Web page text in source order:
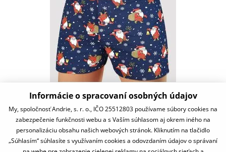
PS5848
11,87 €
skladom
Informácie o spracovaní osobných údajov
My, spoločnosť Andrie, s. r. o., IČO 25512803 používame súbory cookies na
zabezpečenie funkčnosti webu a s Vaším súhlasom aj okrem iného na
personalizáciu obsahu našich webových stránok. Kliknutím na tlačidlo
„Súhlasím“ súhlasíte s využívaním cookies a odovzdaním údajov o správaní